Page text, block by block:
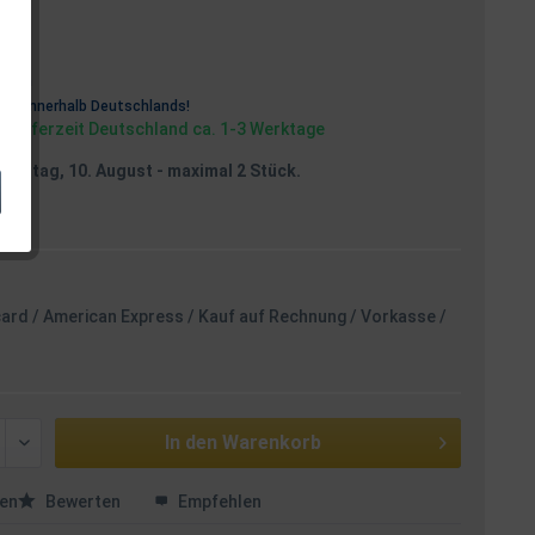
innerhalb Deutschlands!
Lieferzeit Deutschland ca. 1-3 Werktage
10. August - maximal 2 Stück.
/ American Express / Kauf auf Rechnung / Vorkasse /
In den Warenkorb
Bewerten Empfehlen